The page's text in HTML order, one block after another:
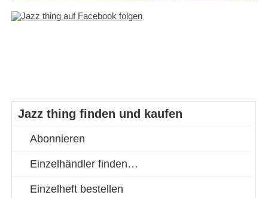
Jazz thing finden und kaufen
Abonnieren
Einzelhändler finden…
Einzelheft bestellen